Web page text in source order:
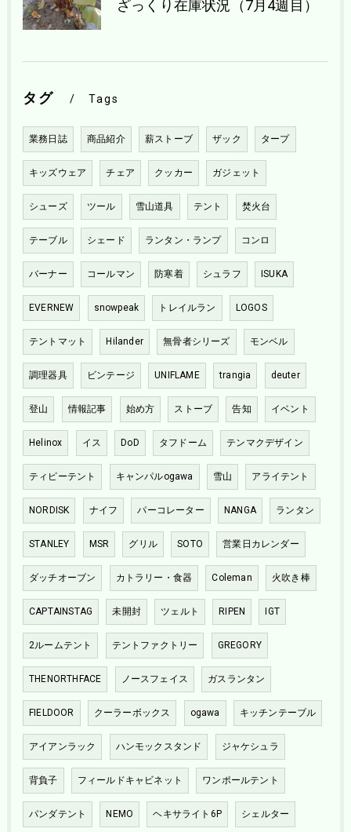
ざっくり在庫状況（7月4週目）
タグ Tags
業務日誌 商品紹介 薪ストーブ ザック タープ
キッズウェア チェア クッカー ガジェット
シューズ ツール 雪山道具 テント 焚火台
テーブル シェード ランタン・ランプ コンロ
バーナー コールマン 防寒着 シュラフ ISUKA
EVERNEW snowpeak トレイルラン LOGOS
テントマット Hilander 無骨者シリーズ モンベル
調理器具 ビンテージ UNIFLAME trangia deuter
登山 情報記事 始め方 ストーブ 告知 イベント
Helinox イス DoD タフドーム テンマクデザイン
ティピーテント キャンパルogawa 雪山 アライテント
NORDISK ナイフ パーコレーター NANGA ランタン
STANLEY MSR グリル SOTO 営業日カレンダー
ダッチオーブン カトラリー・食器 Coleman 火吹き棒
CAPTAINSTAG 未開封 ツェルト RIPEN IGT
2ルームテント テントファクトリー GREGORY
THENORTHFACE ノースフェイス ガスランタン
FIELDOOR クーラーボックス ogawa キッチンテーブル
アイアンラック ハンモックスタンド ジャケシュラ
背負子 フィールドキャビネット ワンポールテント
パンダテント NEMO ヘキサライト6P シェルター